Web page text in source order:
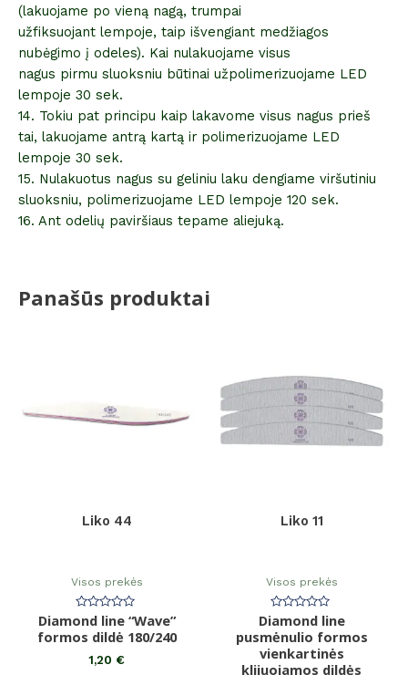
(lakuojame po vieną nagą, trumpai
užfiksuojant lempoje, taip išvengiant medžiagos
nubėgimo į odeles). Kai nulakuojame visus
nagus pirmu sluoksniu būtinai užpolimerizuojame LED
lempoje 30 sek.
14. Tokiu pat principu kaip lakavome visus nagus prieš
tai, lakuojame antrą kartą ir polimerizuojame LED
lempoje 30 sek.
15. Nulakuotus nagus su geliniu laku dengiame viršutiniu
sluoksniu, polimerizuojame LED lempoje 120 sek.
16. Ant odelių paviršiaus tepame aliejuką.
Panašūs produktai
Liko 44
Visos prekės
Įvertinimas:
0
iš
Diamond line “Wave”
formos dildė 180/240
1,20 €
Liko 11
Visos prekės
Įvertinimas:
0
iš
5
Diamond line
pusmėnulio formos
vienkartinės
klijuojamos dildės